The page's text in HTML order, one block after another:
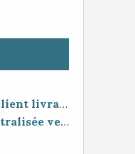
Changement centrale par client livraison 48h mise en service 30 minutes
@Ams budet aspiration centralisée vente en ligne www.aspiration-web.fr